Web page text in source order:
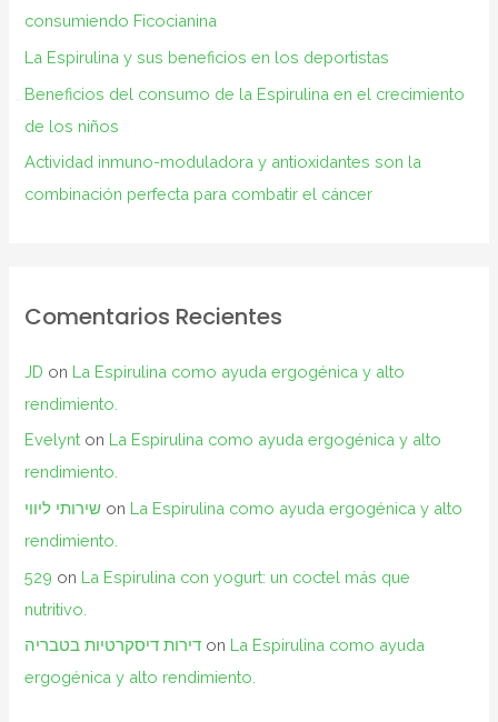
consumiendo Ficocianina
La Espirulina y sus beneficios en los deportistas
Beneficios del consumo de la Espirulina en el crecimiento
de los niños
Actividad inmuno-moduladora y antioxidantes son la
combinación perfecta para combatir el cáncer
Comentarios Recientes
JD on La Espirulina como ayuda ergogénica y alto
rendimiento.
Evelynt on La Espirulina como ayuda ergogénica y alto
rendimiento.
שירותי ליווי on La Espirulina como ayuda ergogénica y alto
rendimiento.
529 on La Espirulina con yogurt: un coctel más que
nutritivo.
דירות דיסקרטיות בטבריה on La Espirulina como ayuda
ergogénica y alto rendimiento.